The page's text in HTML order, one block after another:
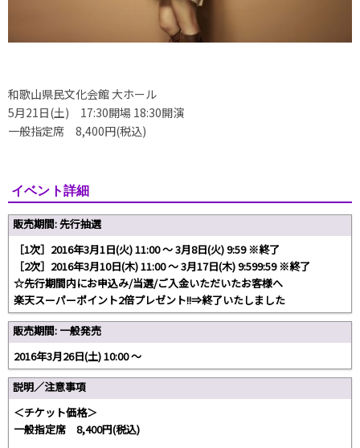
和歌山県民文化会館 大ホール
5月21日(土) 17:30開場 18:30開演
一般指定席 8,400円(税込)
イベント詳細
販売期間: 先行抽選
［1次］2016年3月1日(火) 11:00 ～ 3月8日(火) 9:59 ※終了
［2次］2016年3月10日(木) 11:00 ～ 3月17日(木) 9:599:59 ※終了
☆先行期間内にお申込み/当選/ご入金いただいたお客様へ
楽天スーパーポイント2倍プレゼント!!⇒終了いたしました
販売期間: 一般発売
2016年3月26日(土) 10:00 ～
説明／注意事項
＜チケット価格＞
一般指定席 8,400円(税込)